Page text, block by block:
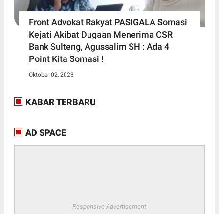
Front Advokat Rakyat PASIGALA Somasi
Kejati Akibat Dugaan Menerima CSR
Bank Sulteng, Agussalim SH : Ada 4
Point Kita Somasi !
Oktober 02, 2023
KABAR TERBARU
AD SPACE
Responsive Advertisement